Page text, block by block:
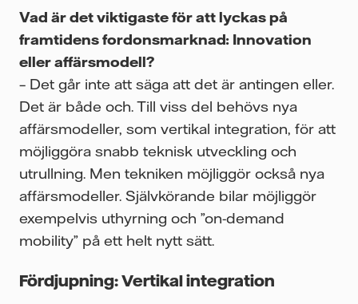
Vad är det viktigaste för att lyckas på
framtidens fordonsmarknad: Innovation
eller affärsmodell?
– Det går inte att säga att det är antingen eller.
Det är både och. Till viss del behövs nya
affärsmodeller, som vertikal integration, för att
möjliggöra snabb teknisk utveckling och
utrullning. Men tekniken möjliggör också nya
affärsmodeller. Självkörande bilar möjliggör
exempelvis uthyrning och ”on-demand
mobility” på ett helt nytt sätt.
Fördjupning: Vertikal integration